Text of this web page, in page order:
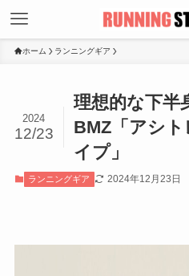
ホーム ランニングギア
理想的な下半
BMZ「アシ
イプ」
2024
12/23
ランニングギア 2024年12月23日